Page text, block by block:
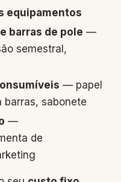
equipamentos
barras de pole —
semestral,
— papel
sabonete
—
de